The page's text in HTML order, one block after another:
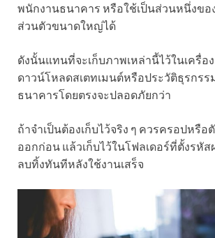
พนักงานธนาคาร หรือใช้เป็นส่วนหนึ่งข
ส่วนตัวขนาดใหญ่ได้
ดังนั้นแทนที่จะเก็บภาพเหล่านี้ไว้ในเครื่อ
ดาวน์โหลดสเตทเมนต์หรือประวัติธุรกรร
ธนาคารโดยตรงจะปลอดภัยกว่า
ถ้าจำเป็นต้องเก็บไว้จริง ๆ ควรครอปหรื
ออกก่อน แล้วเก็บไว้ในโฟลเดอร์ที่ตั้งรหัส
ลบทิ้งทันทีหลังใช้งานเสร็จ